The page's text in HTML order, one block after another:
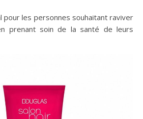
pour les personnes souhaitant raviver
prenant soin de la santé de leurs